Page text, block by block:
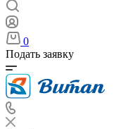
0
Подать заявку